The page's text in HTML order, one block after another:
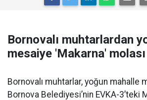
Bornovalı muhtarlardan
mesaiye 'Makarna' molası
Bornovalı muhtarlar, yoğun mahalle
Bornova Belediyesi’nin EVKA-3’teki